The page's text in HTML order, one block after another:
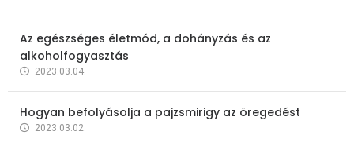
Az egészséges életmód, a dohányzás és az
alkoholfogyasztás
2023.03.04.
Hogyan befolyásolja a pajzsmirigy az öregedést
2023.03.02.